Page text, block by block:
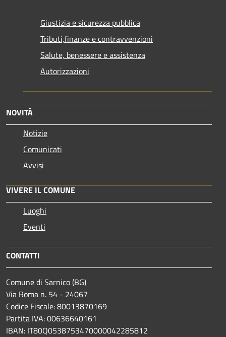
Giustizia e sicurezza pubblica
Tributi,finanze e contravvenzioni
Salute, benessere e assistenza
Autorizzazioni
NOVITÀ
Notizie
Comunicati
Avvisi
VIVERE IL COMUNE
Luoghi
Eventi
CONTATTI
Comune di Sarnico (BG)
Via Roma n. 54 - 24067
Codice Fiscale: 80013870169
Partita IVA: 00636640161
IBAN: IT80Q0538753470000042285812